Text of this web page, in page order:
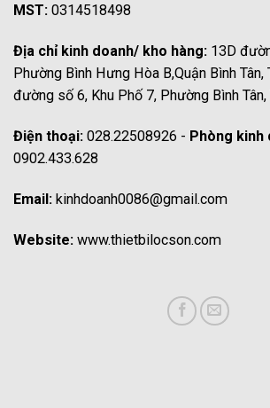
MST: 0314518498
Địa chỉ kinh doanh/ kho hàng: 13D
Phường Bình Hưng Hòa B,Quận Bình Tân,
đường số 6, Khu Phố 7, Phường Bình Tân,
Điện thoại: 028.22508926 - Phòng kinh
0902.433.628
Email: kinhdoanh0086@gmail.com
Website: www.thietbilocson.com